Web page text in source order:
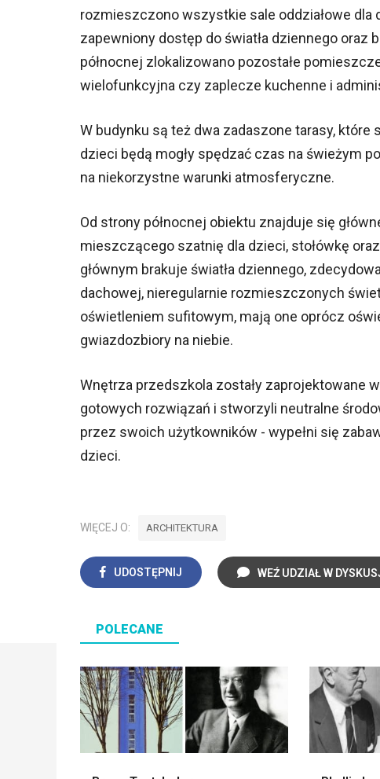
rozmieszczono wszystkie sale oddziałowe dla
zapewniony dostęp do światła dziennego oraz
północnej zlokalizowano pozostałe
wielofunkcyjna czy zaplecze kuchenne i
W budynku są też dwa zadaszone tarasy, które
dzieci będą mogły spędzać czas na świeżym
na niekorzystne warunki atmosferyczne.
Od strony północnej obiektu znajduje się
mieszczącego szatnię dla dzieci, stołówkę
głównym brakuje światła dziennego,
dachowej, nieregularnie rozmieszczonych
oświetleniem sufitowym, mają one oprócz
gwiazdozbiory na niebie.
Wnętrza przedszkola zostały zaprojektowane
gotowych rozwiązań i stworzyli neutralne
przez swoich użytkowników - wypełni się
dzieci.
WIĘCEJ O: ARCHITEKTURA
UDOSTĘPNIJ WEŹ UDZIAŁ W
POLECANE